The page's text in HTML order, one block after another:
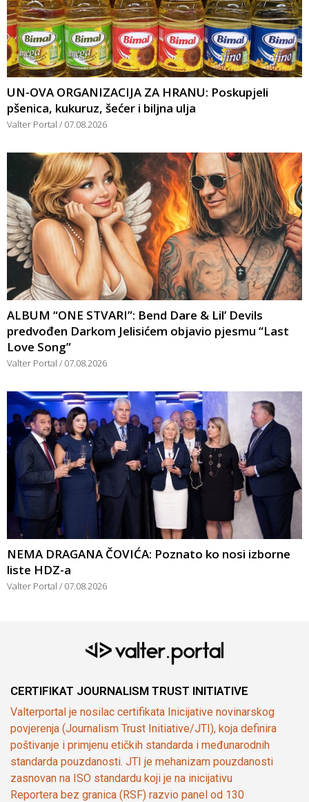
UN-OVA ORGANIZACIJA ZA HRANU: Poskupjeli
pšenica, kukuruz, šećer i biljna ulja
Valter Portal 07.08.2026
ALBUM “ONE STVARI”: Bend Dare & Lil’ Devils
predvođen Darkom Jelisićem objavio pjesmu “Last
Love Song”
Valter Portal 07.08.2026
NEMA DRAGANA ČOVIĆA: Poznato ko nosi izborne
liste HDZ-a
Valter Portal 07.08.2026
CERTIFIKAT JOURNALISM TRUST INITIATIVE
Valterportal je nosilac certifikata Inicijative novinarskog
povjerenja (Journalism Trust Initiative/JTI), koja definira
poštivanje i primjenu etičkih standarda i međunarodnih
standarda pouzdanosti. JTI je mehanizam pouzdanosti
zasnovan na ISO standardu koji je na inicijativu
Reportera bez granica (RSF) razvio panel od 130